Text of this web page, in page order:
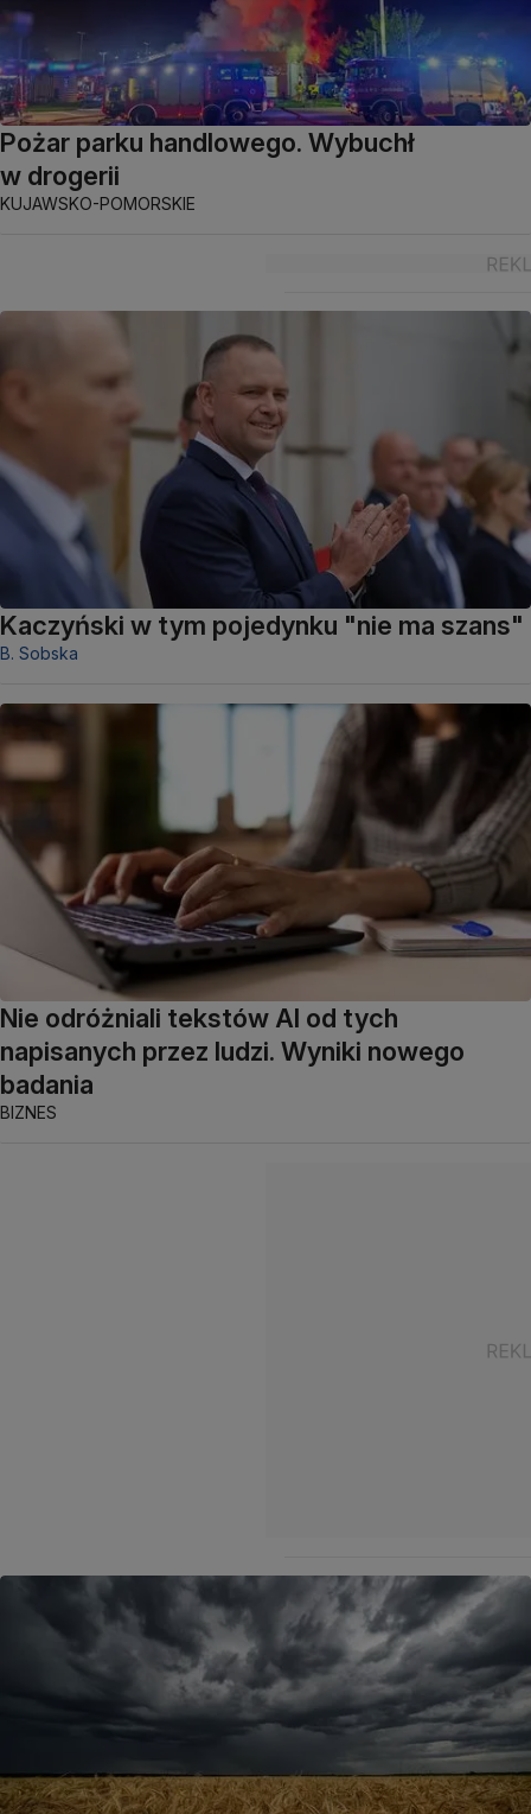
Pożar parku handlowego. Wybuchł
w drogerii
KUJAWSKO-POMORSKIE
Kaczyński w tym pojedynku "nie ma szans"
B. Sobska
Nie odróżniali tekstów AI od tych
napisanych przez ludzi. Wyniki nowego
badania
BIZNES